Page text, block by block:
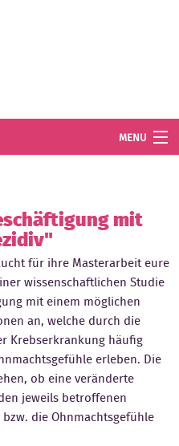
MENU
mit
für ihre Masterarbeit eure
wissenschaftlichen Studie
mit einem möglichen
an, welche durch die
Krebserkrankung häufig
erleben. Die
ob eine veränderte
jeweils betroffenen
die Ohnmachtsgefühle